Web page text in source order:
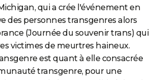
qui a crée l'événement en
des personnes transgenres alors
(Journée du souvenir trans) qui
victimes de meurtres haineux.
est quant à elle consacrée
transgenre, pour une